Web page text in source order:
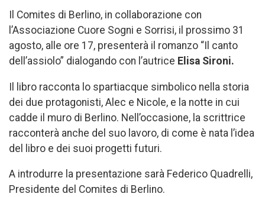
Il Comites di Berlino, in collaborazione con
l’Associazione Cuore Sogni e Sorrisi, il prossimo 31
agosto, alle ore 17, presenterà il romanzo “Il canto
dell’assiolo” dialogando con l’autrice Elisa Sironi.
Il libro racconta lo spartiacque simbolico nella storia
dei due protagonisti, Alec e Nicole, e la notte in cui
cadde il muro di Berlino. Nell’occasione, la scrittrice
racconterà anche del suo lavoro, di come è nata l’idea
del libro e dei suoi progetti futuri.
A introdurre la presentazione sarà Federico Quadrelli,
Presidente del Comites di Berlino.